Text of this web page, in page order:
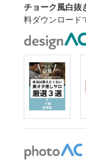
チョーク風白抜
料ダウンロード